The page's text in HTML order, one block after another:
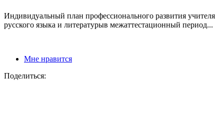
Индивидуальный план профессионального развития учителя
русского языка и литературыв межаттестационный период...
Мне нравится
Поделиться: